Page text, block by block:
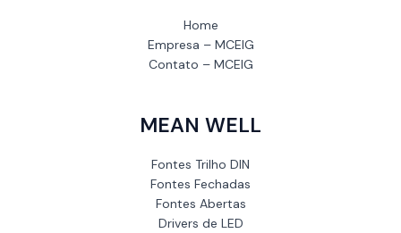
Home
Empresa – MCEIG
Contato – MCEIG
MEAN WELL
Fontes Trilho DIN
Fontes Fechadas
Fontes Abertas
Drivers de LED